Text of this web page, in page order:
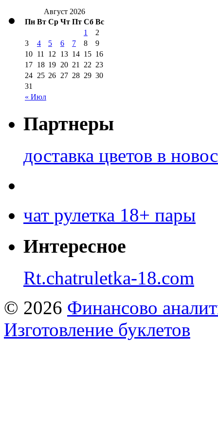
Август 2026
Пн Вт Ср Чт Пт Сб Вс
« Июл
1
2
3
4 5 6 7 8
9
10 11 12 13 14 15 16
17 18 19 20 21 22 23
24 25 26 27 28 29 30
31
Партнеры
доставка цветов в
чат рулетка 18+ пары
Интересное
Rt.chatruletka-18.com
© 2026 Финансово
Изготовление буклетов